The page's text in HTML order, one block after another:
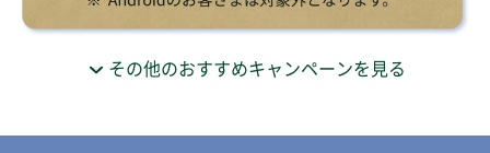
その他のおすすめキャンペーンを見る